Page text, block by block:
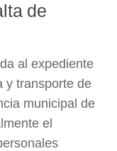
de
al expediente
y transporte de
municipal de
el